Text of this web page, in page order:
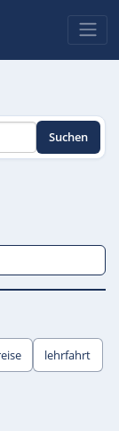
Suchen
lehrfahrt